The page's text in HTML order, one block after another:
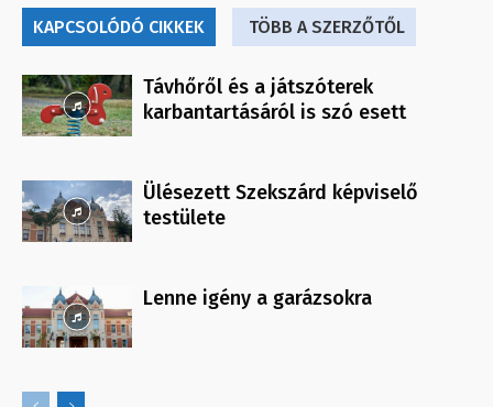
KAPCSOLÓDÓ CIKKEK TÖBB A SZERZŐTŐL
Távhőről és a játszóterek
karbantartásáról is szó esett
Ülésezett Szekszárd képviselő
testülete
Lenne igény a garázsokra